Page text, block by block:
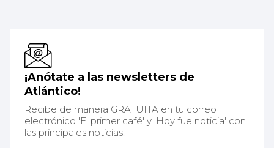
¡Anótate a las newsletters de
Atlántico!
Recibe de manera GRATUITA en tu correo
electrónico 'El primer café' y 'Hoy fue noticia' con
las principales noticias.